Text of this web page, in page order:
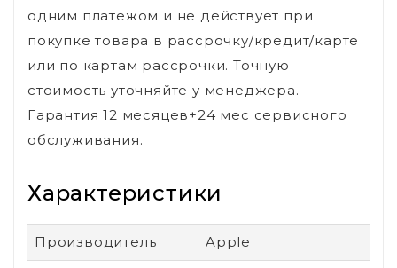
одним платежом и не действует при
покупке товара в рассрочку/кредит/карте
или по картам рассрочки. Точную
стоимость уточняйте у менеджера.
Гарантия 12 месяцев+24 мес сервисного
обслуживания.
Характеристики
Производитель Apple